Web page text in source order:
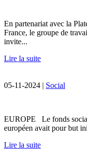
En partenariat avec la
France, le groupe de
invite...
Lire la suite
05-11-2024 | Social
EUROPE Le fonds
européen avait pour but
Lire la suite